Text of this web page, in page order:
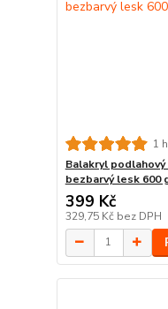
1
Balakryl
bezbarvý lesk 600
399 Kč
329,75 Kč bez DPH